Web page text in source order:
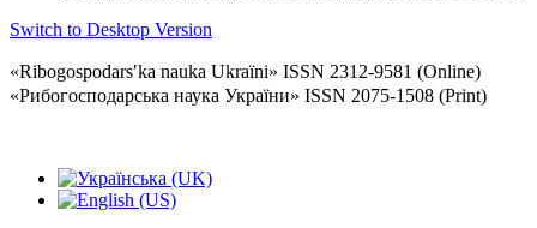
Switch to Desktop Version
«Ribogospodarsʹka nauka Ukraïni» ISSN 2312-9581 (Online)
«Рибогосподарська наука України» ISSN 2075-1508 (Print)